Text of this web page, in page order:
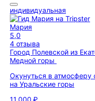
индивидуальная
Мария
5,0
4 отзыва
Город Полевской из
Медной горы
Окунуться в атмосферу
на Уральские горы
11 000 ₽